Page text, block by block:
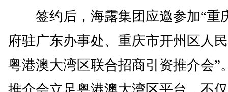
签约后，海露集团应邀参加“重
府驻广东办事处、重庆市开州区人
粤港澳大湾区联合招商引资推介会”